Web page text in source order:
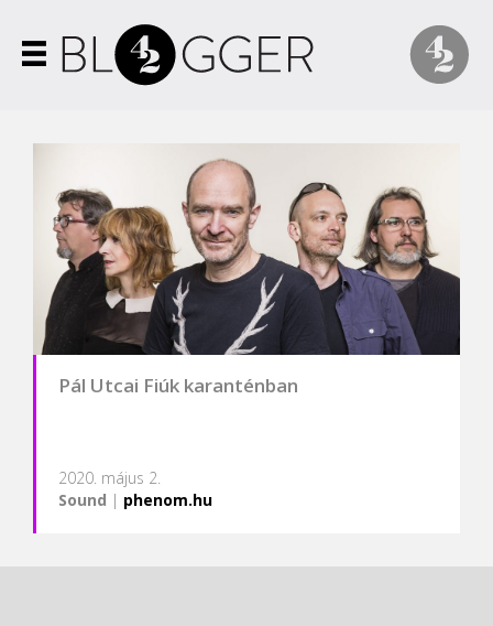
Pál Utcai Fiúk karanténban
2020. május 2.
Sound | phenom.hu